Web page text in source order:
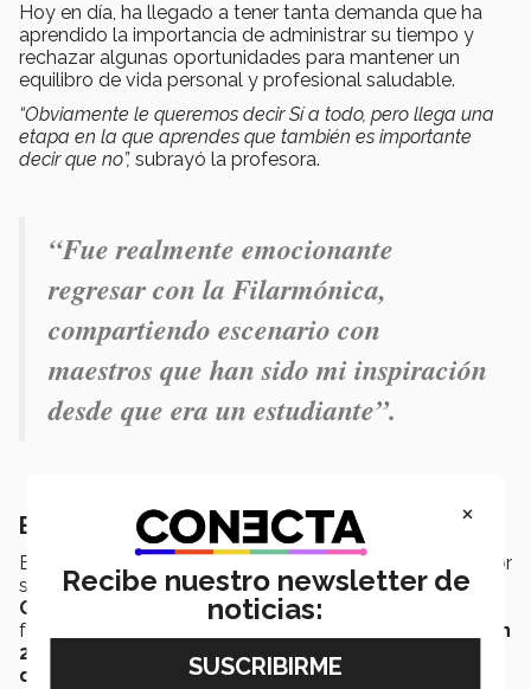
Hoy en día, ha llegado a tener tanta demanda que ha
aprendido la importancia de administrar su tiempo y
rechazar algunas oportunidades para mantener un
equilibro de vida personal y profesional saludable.
“Obviamente le queremos decir Sí a todo, pero llega una
etapa en la que aprendes que también es importante
decir que no”, subrayó la profesora.
“Fue realmente emocionante
regresar con la Filarmónica,
compartiendo escenario con
maestros que han sido mi inspiración
desde que era un estudiante”.
El camino de regreso a casa
En febrero de este año, tuvo la oportunidad de dirigir por
segunda vez laOrquestra Filarmónica de
Querétaro
, aunque esta fue la primera invitación
formal. Su primera experiencia con la
orquestra fue en
2019
, gracias a una convocatoria para
directores.
×
Recibe nuestro newsletter de
noticias: